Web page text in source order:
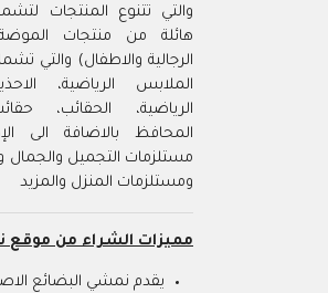
والتي تتنوع المنتجات
هائلة من منتجات الموضة
الرجالية والاطفال) والتي
الملابس الرياضية،
الرياضية، الحقائب،
المحافظ بالاضافة الى
مستلزمات التجميل والجمال
ومستلزمات المنزل والمزيد
مميزات الشراء من موقع